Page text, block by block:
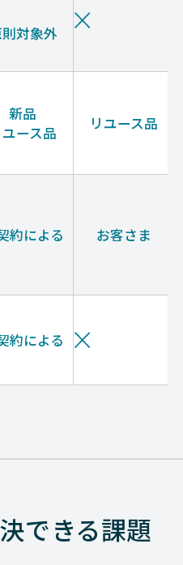
対象外
新品
ユース品
リユース品
約による お客さま
約による
できる課題